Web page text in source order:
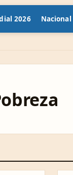
2026 Nacional